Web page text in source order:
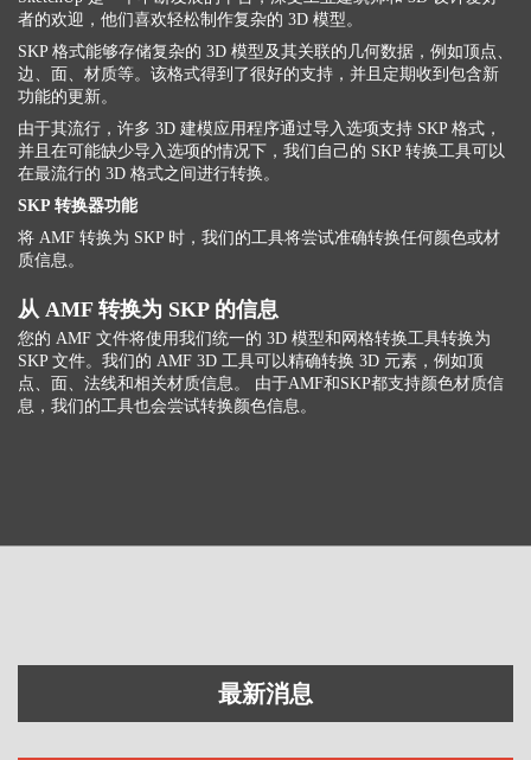
者的欢迎，他们喜欢轻松制作复杂的 3D 模型。
SKP 格式能够存储复杂的 3D 模型及其关联的几何数据，例如顶点、
边、面、材质等。该格式得到了很好的支持，并且定期收到包含新
功能的更新。
由于其流行，许多 3D 建模应用程序通过导入选项支持 SKP 格式，
并且在可能缺少导入选项的情况下，我们自己的 SKP 转换工具可以
在最流行的 3D 格式之间进行转换。
SKP 转换器功能
将 AMF 转换为 SKP 时，我们的工具将尝试准确转换任何颜色或材
质信息。
从 AMF 转换为 SKP 的信息
您的 AMF 文件将使用我们统一的 3D 模型和网格转换工具转换为
SKP 文件。我们的 AMF 3D 工具可以精确转换 3D 元素，例如顶
点、面、法线和相关材质信息。 由于AMF和SKP都支持颜色材质信
息，我们的工具也会尝试转换颜色信息。
最新消息